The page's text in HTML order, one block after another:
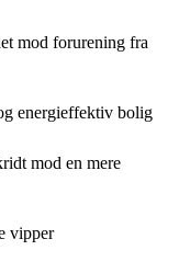
mod forurening fra
energieffektiv bolig
mod en mere
vipper